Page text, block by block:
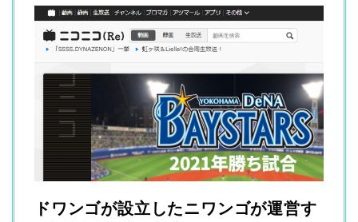
ドワンゴが設立したニワンゴが運営す